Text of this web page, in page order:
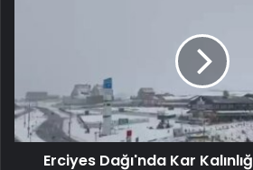
Erciyes Dağı'nda Kar